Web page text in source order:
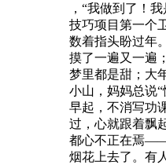
，“我做到了！
技巧项目第一个
数着指头盼过年
摸了一遍又一遍
梦里都是甜；大
小山，妈妈总说
早起，不消写功
过，心就跟着飘
都心不正在焉
烟花上去了。有